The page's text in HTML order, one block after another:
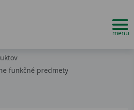
funkčné predmety